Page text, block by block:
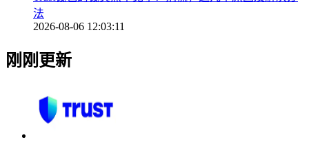
法
2026-08-06 12:03:11
刚刚更新